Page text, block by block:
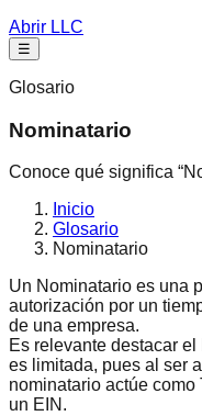
Abrir LLC
☰
Glosario
Nominatario
Conoce qué significa
Inicio
Glosario
Nominatario
Un Nominatario es una
autorización por un
de una empresa.
Es relevante destacar
es limitada, pues al ser
nominatario actúe como
un EIN.